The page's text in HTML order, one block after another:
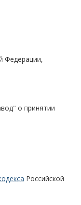
Федерации,
о принятии
Российской